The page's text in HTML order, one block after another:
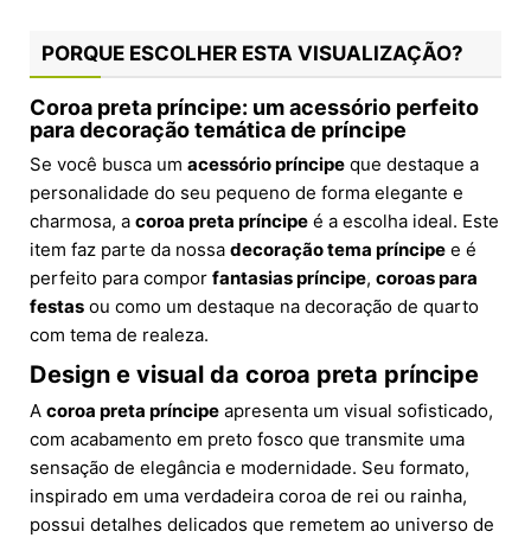
PORQUE ESCOLHER ESTA VISUALIZAÇÃO?
Coroa preta príncipe: um acessório perfeito
para decoração temática de príncipe
Se você busca um acessório príncipe que destaque a
personalidade do seu pequeno de forma elegante e
charmosa, a coroa preta príncipe é a escolha ideal. Este
item faz parte da nossa decoração tema príncipe e é
perfeito para compor fantasias príncipe, coroas para
festas ou como um destaque na decoração de quarto
com tema de realeza.
Design e visual da coroa preta príncipe
A coroa preta príncipe apresenta um visual sofisticado,
com acabamento em preto fosco que transmite uma
sensação de elegância e modernidade. Seu formato,
inspirado em uma verdadeira coroa de rei ou rainha,
possui detalhes delicados que remetem ao universo de